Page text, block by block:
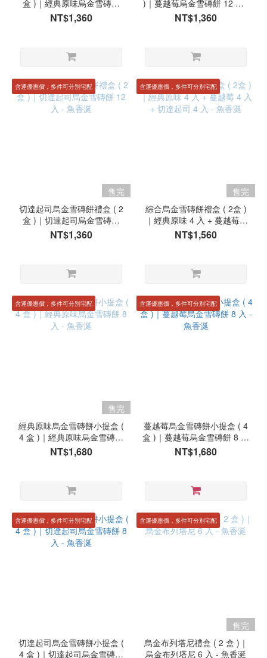
盒 )｜經典原味烏金雪磚餅
12 入 - 魚香涎
NT$1,360
)｜蔓越莓烏金雪磚餅 12 入 -
魚香涎
NT$1,360
含運優惠價，多件可分別宅配
售完
切達起司烏金雪磚餅禮盒 ( 2
盒 )｜切達起司烏金雪磚餅
12 入 - 魚香涎
NT$1,360
含運優惠價，多件可分別宅配
售完
綜合烏金雪磚餅禮盒 ( 2盒 )
｜經典原味 4 入 + 蔓越莓 4
入 + 切達起司 4 入 - 魚香涎
NT$1,560
含運優惠價，多件可分別宅配
售完
經典原味烏金雪磚餅小提盒 (
4 盒 )｜經典原味烏金雪磚餅
8 入 - 魚香涎
NT$1,680
含運優惠價，多件可分別宅配
蔓越莓烏金雪磚餅小提盒 ( 4
盒 )｜蔓越莓烏金雪磚餅 8 入
- 魚香涎
NT$1,680
含運優惠價，多件可分別宅配
切達起司烏金雪磚餅小提盒 (
4 盒 )｜切達起司烏金雪磚餅
含運優惠價，多件可分別宅配
售完
烏金布列塔尼禮盒 ( 2 盒 )｜
烏金布列塔尼 6 入 - 魚香涎